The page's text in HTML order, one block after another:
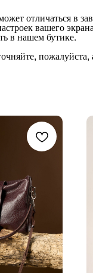
отличаться в
вашего
в нашем бутике.